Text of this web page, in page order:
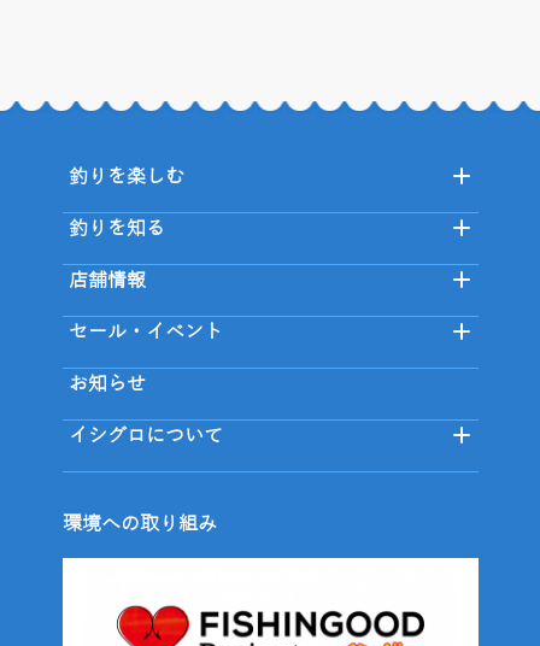
釣りを楽しむ
釣りを知る
店舗情報
セール・イベント
お知らせ
イシグロについて
環境への取り組み